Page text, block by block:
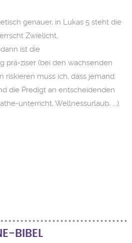
genauer, in Lukas 5 steht die
Zwielicht,
ist die
prä-ziser (bei den wachsenden
riskieren muss ich, dass jemand
die Predigt an entscheidenden
unterricht, Wellnessurlaub, ...).
BIBEL